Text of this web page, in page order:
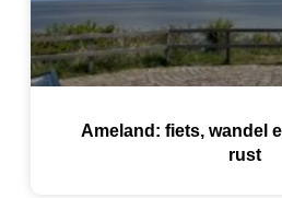
Ameland: fiets, wandel
rust